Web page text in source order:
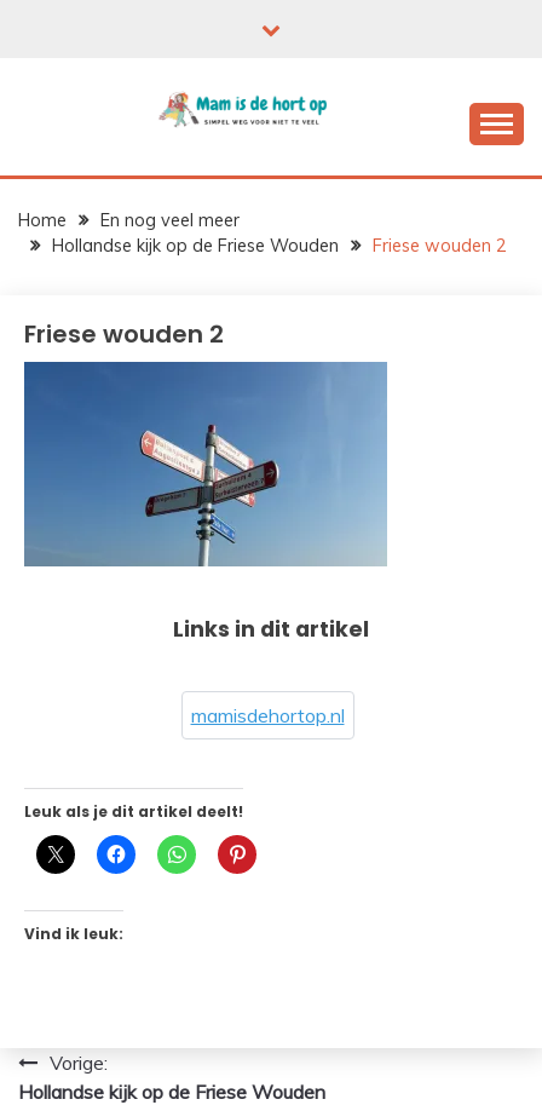
Home
En nog veel meer
Hollandse kijk op de Friese Wouden
Friese wouden 2
Friese wouden 2
Links in dit artikel
mamisdehortop.nl
Leuk als je dit artikel deelt!
Vind ik leuk:
Bericht
Vorige:
Hollandse kijk op de Friese Wouden